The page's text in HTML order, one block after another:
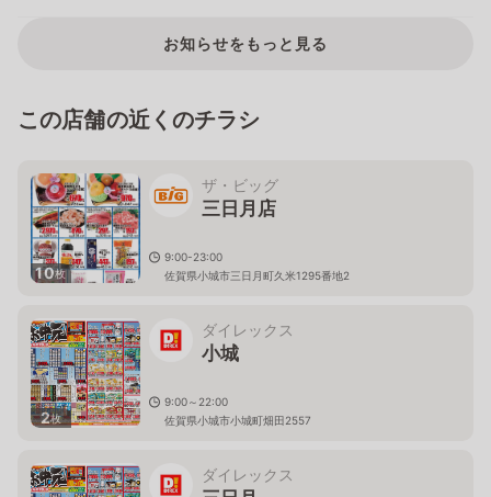
お知らせをもっと見る
この店舗の近くのチラシ
10枚
ザ・ビッグ
三日月店
9:00-23:00
佐賀県小城市三日月町久米1295番地2
2枚
ダイレックス
小城
9:00～22:00
佐賀県小城市小城町畑田2557
ダイレックス